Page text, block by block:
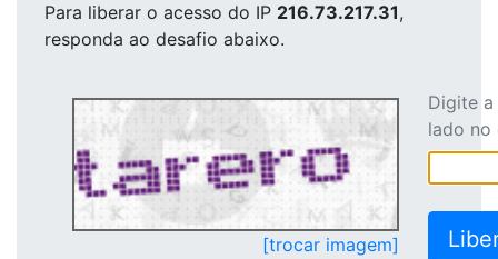
Para liberar o acesso do IP 216.73.217.31,
responda ao desafio abaixo.
[trocar imagem]
Digite
lado no